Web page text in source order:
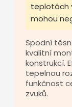
teplotách
mohou
Spodní
kvalitní
konstrukcí.
tepelnou
funkčnost
zvuků.